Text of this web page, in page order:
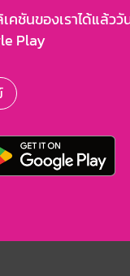
คชันของเราได้แล้ววั
Play